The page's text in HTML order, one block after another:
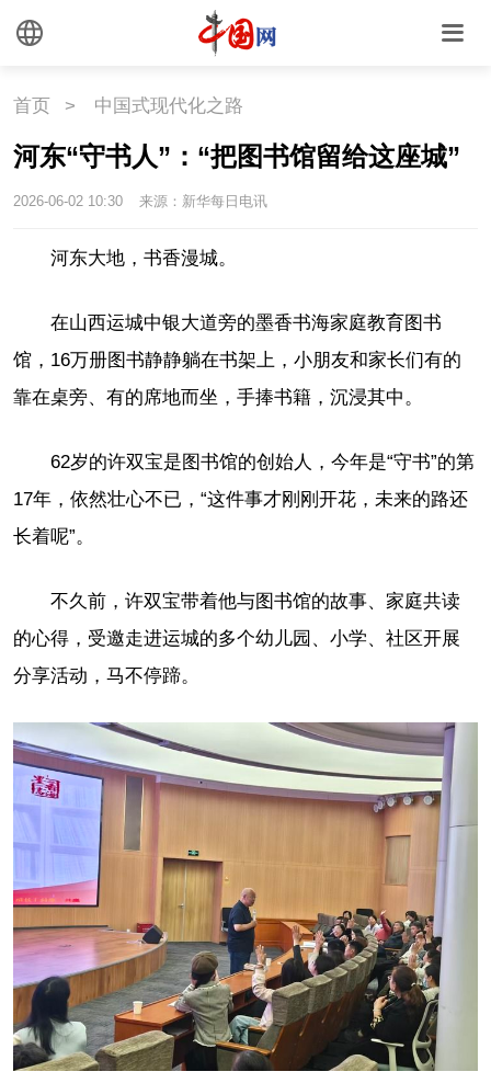
首页 > 中国式现代化之路
河东“守书人”：“把图书馆留给这座城”
2026-06-02 10:30 来源：新华每日电讯
河东大地，书香漫城。
在山西运城中银大道旁的墨香书海家庭教育图书
馆，16万册图书静静躺在书架上，小朋友和家长们有的
靠在桌旁、有的席地而坐，手捧书籍，沉浸其中。
62岁的许双宝是图书馆的创始人，今年是“守书”的第
17年，依然壮心不已，“这件事才刚刚开花，未来的路还
长着呢”。
不久前，许双宝带着他与图书馆的故事、家庭共读
的心得，受邀走进运城的多个幼儿园、小学、社区开展
分享活动，马不停蹄。